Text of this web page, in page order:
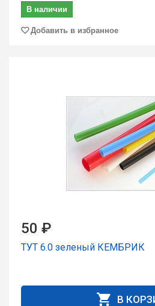
В наличии
Добавить в избранное
50 ₽
ТУТ 6.0 зеленый КЕМБРИК
В